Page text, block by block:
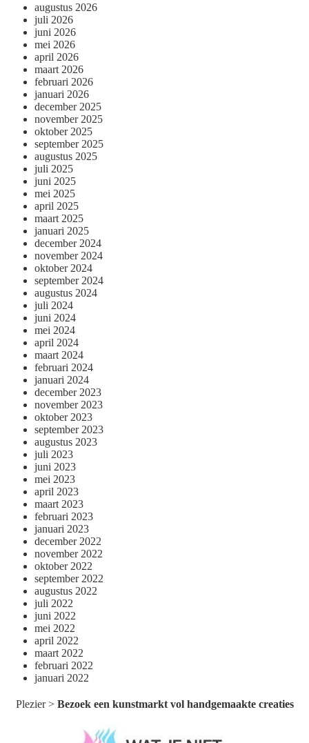
augustus 2026
juli 2026
juni 2026
mei 2026
april 2026
maart 2026
februari 2026
januari 2026
december 2025
november 2025
oktober 2025
september 2025
augustus 2025
juli 2025
juni 2025
mei 2025
april 2025
maart 2025
januari 2025
december 2024
november 2024
oktober 2024
september 2024
augustus 2024
juli 2024
juni 2024
mei 2024
april 2024
maart 2024
februari 2024
januari 2024
december 2023
november 2023
oktober 2023
september 2023
augustus 2023
juli 2023
juni 2023
mei 2023
april 2023
maart 2023
februari 2023
januari 2023
december 2022
november 2022
oktober 2022
september 2022
augustus 2022
juli 2022
juni 2022
mei 2022
april 2022
maart 2022
februari 2022
januari 2022
Plezier> Bezoek een kunstmarkt vol handgemaakte creaties